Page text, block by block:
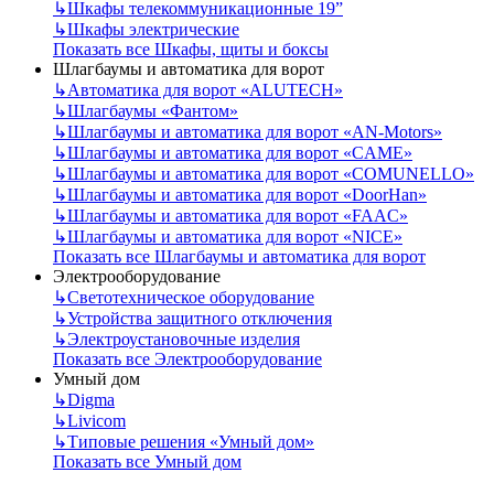
↳Шкафы телекоммуникационные 19”
↳Шкафы электрические
Показать все Шкафы, щиты и боксы
Шлагбаумы и автоматика для ворот
↳Автоматика для ворот «ALUTECH»
↳Шлагбаумы «Фантом»
↳Шлагбаумы и автоматика для ворот «AN-Motors»
↳Шлагбаумы и автоматика для ворот «CAME»
↳Шлагбаумы и автоматика для ворот «COMUNELLO»
↳Шлагбаумы и автоматика для ворот «DoorHan»
↳Шлагбаумы и автоматика для ворот «FAAC»
↳Шлагбаумы и автоматика для ворот «NICE»
Показать все Шлагбаумы и автоматика для ворот
Электрооборудование
↳Светотехническое оборудование
↳Устройства защитного отключения
↳Электроустановочные изделия
Показать все Электрооборудование
Умный дом
↳Digma
↳Livicom
↳Типовые решения «Умный дом»
Показать все Умный дом